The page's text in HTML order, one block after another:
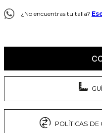
¿No encuentras tu talla?
POLÍTICAS DE